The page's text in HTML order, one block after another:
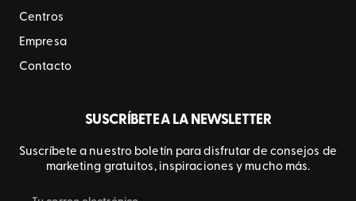
Centros
Empresa
Contacto
SUSCRÍBETE A LA NEWSLETTER
Suscríbete a nuestro boletín para disfrutar de consejos de
marketing gratuitos, inspiraciones y mucho más.